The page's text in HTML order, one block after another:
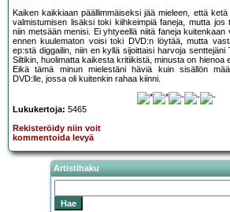
Kaiken kaikkiaan päällimmäiseksi jää mieleen, että
valmistumisen lisäksi toki kiihkeimpiä faneja, mutta jos
niin metsään menisi. Ei yhtyeellä niitä faneja kuitenkaan
ennen kuulematon voisi toki DVD:n löytää, mutta
ep:stä diggailin, niin en kyllä sijoittaisi harvoja senttejäni
Siltikin, huolimatta kaikesta kritiikistä, minusta on hienoa
Eikä tämä minun mielestäni häviä kuin sisällön
DVD:lle, jossa oli kuitenkin rahaa kiinni.
Lukukertoja: 5465
Rekisteröidy niin voit
kommentoida levyä
Artistihaku